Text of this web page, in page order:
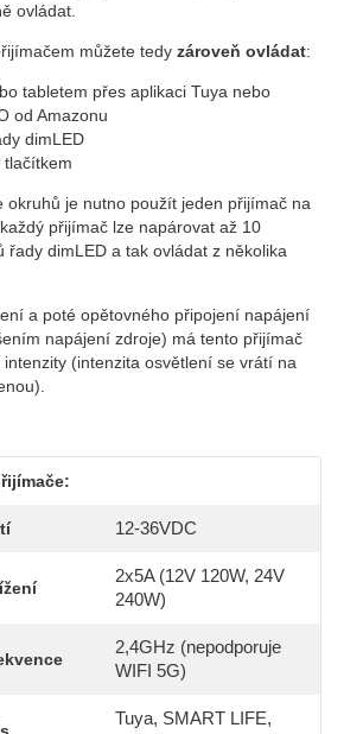
ovládat.
můžete tedy zároveň ovládat:
tabletem přes aplikaci Tuya nebo
od Amazonu
dimLED
tlačítkem
okruhů je nutno použít jeden přijímač na
přijímač lze napárovat až 10
řady dimLED a tak ovládat z několika
a poté opětovného připojení napájení
napájení zdroje) má tento přijímač
(intenzita osvětlení se vrátí na
12-36VDC
2x5A (12V 120W, 24V
240W)
2,4GHz (nepodporuje
WIFI 5G)
Tuya, SMART LIFE,